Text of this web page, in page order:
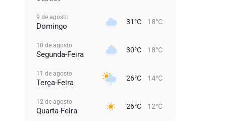
9 de agosto
Domingo 31°C 18°C
10 de agosto
Segunda-Feira 30°C 18°C
11 de agosto
Terça-Feira 26°C 14°C
12 de agosto
Quarta-Feira 26°C 12°C